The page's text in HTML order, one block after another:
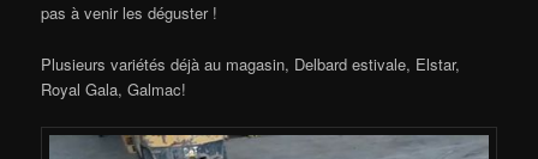
pas à venir les déguster !
Plusieurs variétés déjà au magasin, Delbard estivale, Elstar,
Royal Gala, Galmac!